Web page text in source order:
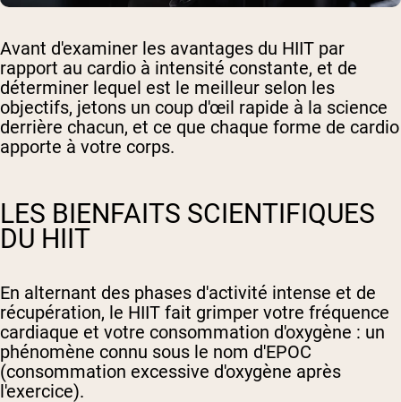
Avant d'examiner les avantages du HIIT par
rapport au cardio à intensité constante, et de
déterminer lequel est le meilleur selon les
objectifs, jetons un coup d'œil rapide à la science
derrière chacun, et ce que chaque forme de cardio
apporte à votre corps.
LES BIENFAITS SCIENTIFIQUES
DU HIIT
En alternant des phases d'activité intense et de
récupération, le HIIT fait grimper votre fréquence
cardiaque et votre consommation d'oxygène : un
phénomène connu sous le nom d'EPOC
(consommation excessive d'oxygène après
l'exercice).